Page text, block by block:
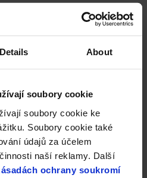
Details About
soubory cookie
soubory cookie ke
Soubory cookie také
údajů za účelem
naší reklamy. Další
ochrany soukromí